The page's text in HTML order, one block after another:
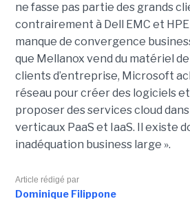
ne fasse pas partie des grands
contrairement à Dell EMC et
manque de convergence
que Mellanox vend du matériel
clients d’entreprise, Microsoft
réseau pour créer des logiciels
proposer des services cloud
verticaux PaaS et IaaS. Il existe
inadéquation business large ».
Article rédigé par
Dominique Filippone